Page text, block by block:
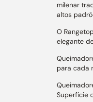
milenar
altos
O
elegante
para cada
Superfície